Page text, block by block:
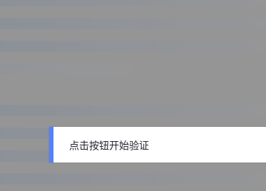
点击按钮开始验证